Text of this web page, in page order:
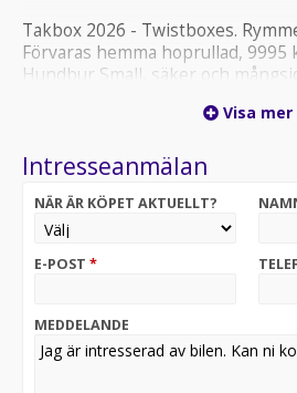
Takbox 2026 - Twistboxes.
Förvaras hemma hoprullad, 9995
Hundbur Small, säker och
inklusive montering. Finns i olika
Bilen finns att köpa online via vår
Visa mer
Intresseanmälan
NÄR ÄR KÖPET AKTUELLT?
E-POST *
MEDDELANDE